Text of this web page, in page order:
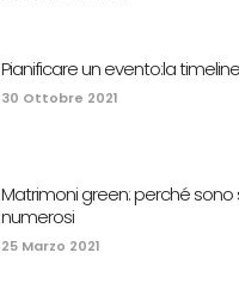
Pianificare un evento:la
30 Ottobre 2021
Matrimoni green: perché
numerosi
25 Marzo 2021